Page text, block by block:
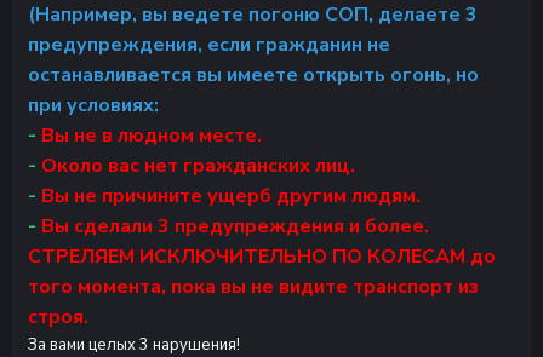
(Например, вы ведете погоню СОП, делаете 3
предупреждения, если гражданин не
останавливается вы имеете открыть огонь, но
при условиях:
- Вы не в людном месте.
- Около вас нет гражданских лиц.
- Вы не причините ущерб другим людям.
- Вы сделали 3 предупреждения и более.
СТРЕЛЯЕМ ИСКЛЮЧИТЕЛЬНО ПО КОЛЕСАМ до
того момента, пока вы не видите транспорт из
строя.
За вами целых 3 нарушения!